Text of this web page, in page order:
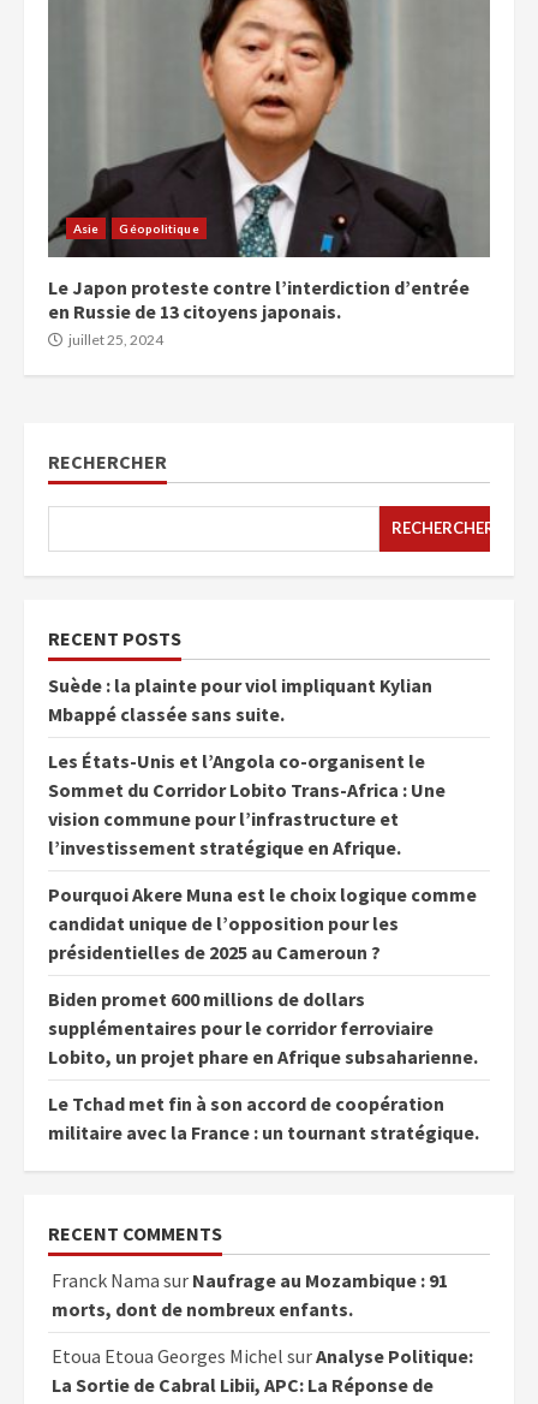
Asie Géopolitique
Le Japon proteste contre l’interdiction d’entrée
en Russie de 13 citoyens japonais.
juillet 25, 2024
RECHERCHER
RECHERCHER
RECENT POSTS
Suède : la plainte pour viol impliquant Kylian
Mbappé classée sans suite.
Les États-Unis et l’Angola co-organisent le
Sommet du Corridor Lobito Trans-Africa : Une
vision commune pour l’infrastructure et
l’investissement stratégique en Afrique.
Pourquoi Akere Muna est le choix logique comme
candidat unique de l’opposition pour les
présidentielles de 2025 au Cameroun ?
Biden promet 600 millions de dollars
supplémentaires pour le corridor ferroviaire
Lobito, un projet phare en Afrique subsaharienne.
Le Tchad met fin à son accord de coopération
militaire avec la France : un tournant stratégique.
RECENT COMMENTS
Franck Nama sur Naufrage au Mozambique : 91
morts, dont de nombreux enfants.
Etoua Etoua Georges Michel surAnalyse Politique:
La Sortie de Cabral Libii, APC: La Réponse de